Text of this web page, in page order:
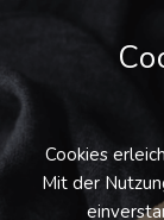
Cookies
Mit der